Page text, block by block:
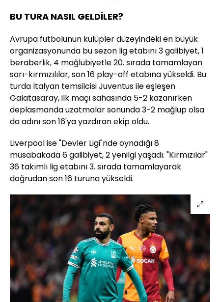
BU TURA NASIL GELDİLER?
Avrupa futbolunun kulüpler düzeyindeki en büyük
organizasyonunda bu sezon lig etabını 3 galibiyet, 1
beraberlik, 4 mağlubiyetle 20. sırada tamamlayan
sarı-kırmızılılar, son 16 play-off etabına yükseldi. Bu
turda İtalyan temsilcisi Juventus ile eşleşen
Galatasaray, ilk maçı sahasında 5-2 kazanırken
deplasmanda uzatmalar sonunda 3-2 mağlup olsa
da adını son 16'ya yazdıran ekip oldu.
Liverpool ise "Devler Ligi"nde oynadığı 8
müsabakada 6 galibiyet, 2 yenilgi yaşadı. "Kırmızılar"
36 takımlı lig etabını 3. sırada tamamlayarak
doğrudan son 16 turuna yükseldi.